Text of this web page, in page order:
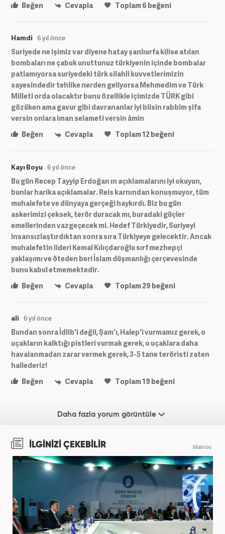
Beğen
Cevapla Toplam6 beğeni
Hamdi 6 yıl önce
Suriyede ne işimiz var diyene hatay şanlıurfa kilise atılan
bombaları ne çabuk unuttunuz türkiyenin içinde bombalar
patlamıyorsa suriyedeki türk silahli kuvvetlerimizin
sayesindedir tehlike nerden geliyorsa Mehmedim ve Türk
Milleti orda olacaktır bunu özellikle içimizde TÜRK gibi
gözüken ama gavur gibi davrananlar iyi bilsin rabbim şifa
versin onlara iman selameti versin âmin
Beğen
Cevapla Toplam12beğeni
Kayı Boyu 6 yıl önce
Bu gün Recep Tayyip Erdoğan ın açıklamalarını iyi okuyun,
bunlar harika açıklamalar. Reis karnından konuşmuyor, tüm
muhalefete ve dünyaya gerçeği haykırdı. Biz bu gün
askerimizi çeksek, terör duracak mı, buradaki güçler
emellerinden vazgeçecek mi. Hedef Türkiyedir, Suriyeyi
insansızlaştırdıktan sonra sıra Türkiyeye gelecektir. Ancak
muhalefetin lideri Kemal Kılıçdaroğlu sırf mezhepçi
yaklaşımı ve öteden beri İslam düşmanlığı çerçevesinde
bunu kabul etmemektedir.
Beğen
Cevapla Toplam29 beğeni
ali 6 yıl önce
Bundan sonra İdlib'i değil, Şam'ı, Halep'i vurmamız gerek, o
uçakların kalktığı pistleri vurmak gerek, o uçaklara daha
havalanmadan zarar vermek gerek, 3-5 tane teröristi zaten
hallederiz!
Beğen
Cevapla Toplam19 beğeni
Daha fazla yorum görüntüle
İLGİNİZİ ÇEKEBİLİR Makroo